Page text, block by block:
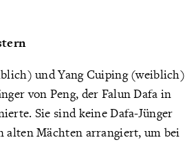
und Yang Cuiping (weiblich)
von Peng, der Falun Dafa in
Sie sind keine Dafa-Jünger
alten Mächten arrangiert, um bei